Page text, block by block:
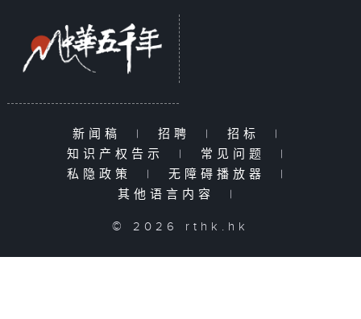
新闻稿 | 招聘 | 招标
|
知识产权告示
| 常见问题
|
私隐政策
| 无障碍播放器
|
其他语言内容
|
© 2026 rthk.hk